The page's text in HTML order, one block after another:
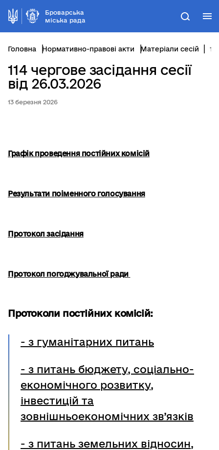
Броварська
міська рада
Пошук
Головна Нормативно-правові акти Матеріали сесій 114 чергове засідання сесії від 26.03.2026
114 чергове засідання сесії
від 26.03.2026
13 березня 2026
Графік проведення постійних комісій
Результати поіменного голосування
Протокол засідання
Протокол погоджувальної ради
Протоколи постійних комісій:
- з гуманітарних питань
- з питань бюджету, соціально-
економічного розвитку,
інвестицій та
зовнішньоекономічних зв’язків
- з питань земельних відносин,